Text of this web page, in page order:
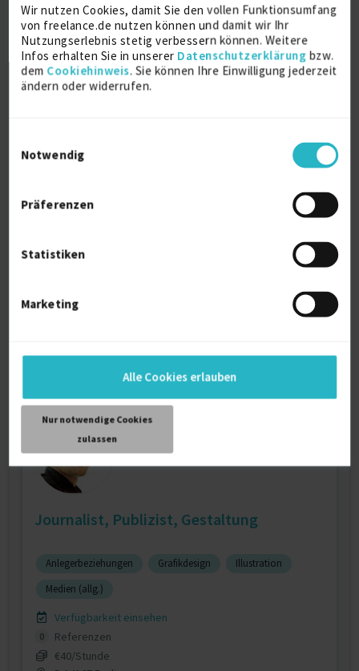
Wir nutzen Cookies, damit Sie den vollen Funktionsumfang
von freelance.de nutzen können und damit wir Ihr
Nutzungserlebnis stetig verbessern können. Weitere
Infos erhalten Sie in unserer Datenschutzerklärung bzw.
dem Cookiehinweis. Sie können Ihre Einwilligung jederzeit
ändern oder widerrufen.
Notwendig
Präferenzen
Statistiken
Marketing
Alle Cookies erlauben
Nur notwendige Cookies
zulassen
0
Referenzen
auf Anfrage
Bayern Deutschland
Fotografin, Bildbearbeiterin, Designerin
Bildverarbeitung
Verfügbarkeit einsehen
Journalist, Publizist, Gestaltung
Anlegerbeziehungen Grafikdesign
Illustration
Medien (allg.)
Verfügbarkeit einsehen
0
Referenzen
€40/Stunde